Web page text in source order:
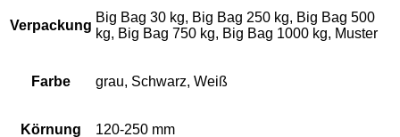
Verpackung
Big Bag 30 kg, Big Bag 250 kg, Big Bag 500
kg, Big Bag 750 kg, Big Bag 1000 kg, Muster
Farbe grau, Schwarz, Weiß
Körnung 120-250 mm